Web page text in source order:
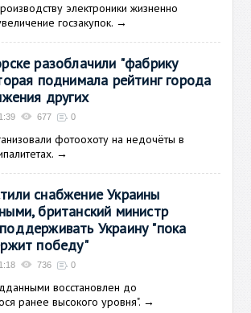
электроники жизненно
госзакупок. →
разоблачили "фабрику
поднимала рейтинг города
других
677 0
фотоохоту на недочёты в
→
снабжение Украины
британский министр
Украину "пока
победу"
736 0
восстановлен до
ранее высокого уровня". →